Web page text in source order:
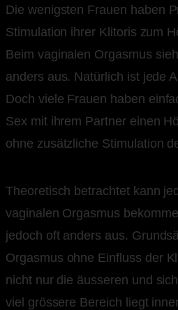
Die wenigsten Frauen haben
Stimulation ihrer Klitoris zum
Beim vaginalen Orgasmus
anders aus. Natürlich ist jede
Doch viele Frauen haben
Sex mit ihrem Partner einen
ohne zusätzliche Stimulation
Theoretisch betrachtet kann
vaginalen Orgasmus
jedoch oft anders aus.
Orgasmus ohne Einfluss der
nicht nur die äusseren und
viel grössere Bereich liegt